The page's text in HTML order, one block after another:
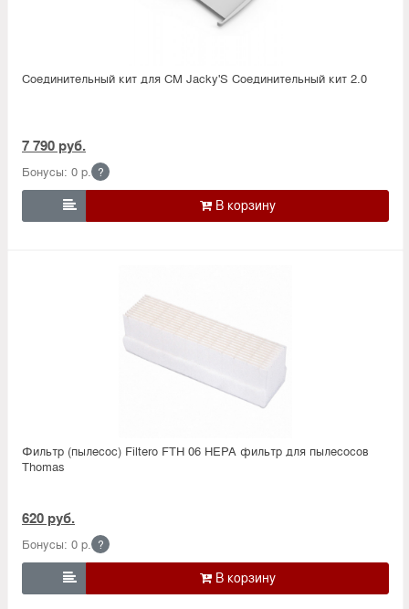
Соединительный кит для СМ Jacky'S Соединительный кит 2.0
7 790 руб.
Бонусы: 0 р. ?

Фильтр (пылесос) Filtero FTH 06 HEPA фильтр для пылесосов
Thomas
620 руб.
Бонусы: 0 р. ?
